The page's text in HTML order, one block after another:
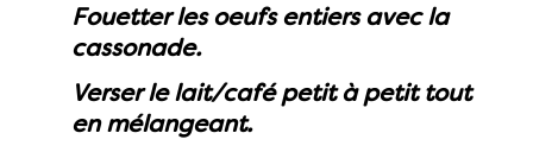
Fouetter les oeufs entiers avec la
cassonade.
Verser le lait/café petit à petit tout
en mélangeant.